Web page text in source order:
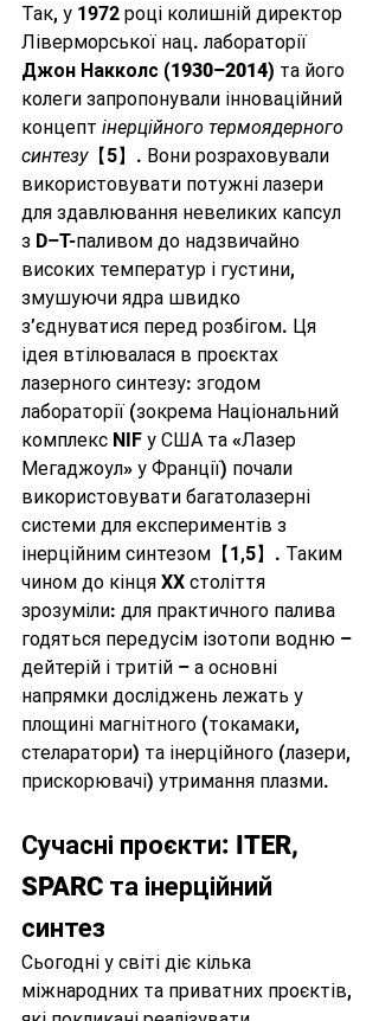
Так, у 1972 році колишній директор
Ліверморської нац. лабораторії
Джон Накколс (1930–2014) та його
колеги запропонували інноваційний
концепт інерційного термоядерного
синтезу【5】. Вони розраховували
використовувати потужні лазери
для здавлювання невеликих капсул
з D–T-паливом до надзвичайно
високих температур і густини,
змушуючи ядра швидко
з’єднуватися перед розбігом. Ця
ідея втілювалася в проєктах
лазерного синтезу: згодом
лабораторії (зокрема Національний
комплекс NIF у США та «Лазер
Мегаджоул» у Франції) почали
використовувати багатолазерні
системи для експериментів з
інерційним синтезом【1,5】. Таким
чином до кінця XX століття
зрозуміли: для практичного палива
годяться передусім ізотопи водню –
дейтерій і тритій – а основні
напрямки досліджень лежать у
площині магнітного (токамаки,
стеларатори) та інерційного (лазери,
прискорювачі) утримання плазми.
Сучасні проєкти: ITER,
SPARC та інерційний
синтез
Сьогодні у світі діє кілька
міжнародних та приватних проєктів,